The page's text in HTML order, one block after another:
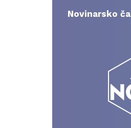
contentNovinarsko